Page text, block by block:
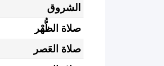
الشروق
صلاة الظُّهْر
صلاة العَصر